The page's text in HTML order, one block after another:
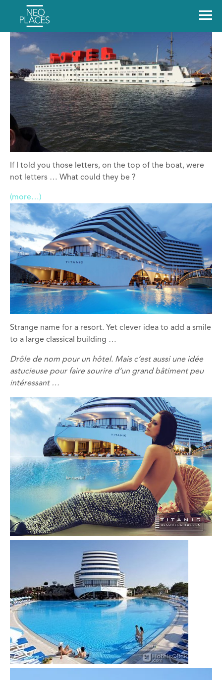
If I told you those letters, on the top of the boat, were
not letters … What could they be ?
(more…)
Strange name for a resort. Yet clever idea to add a smile
to a large classical building …
Drôle de nom pour un hôtel. Mais c’est aussi une idée
astucieuse pour faire sourire d’un grand bâtiment peu
intéressant …